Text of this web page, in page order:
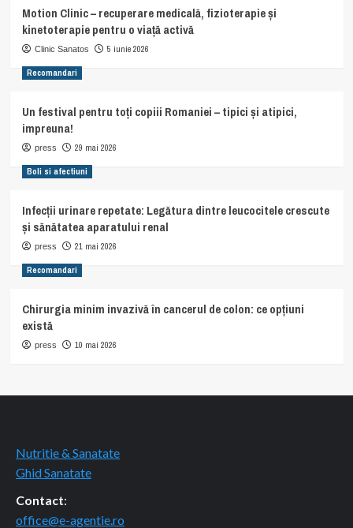
Motion Clinic – recuperare medicală, fizioterapie și
kinetoterapie pentru o viață activă
Clinic Sanatos 5 iunie 2026
Recomandari
Un festival pentru toți copiii Romaniei – tipici și atipici,
impreuna!
press 29 mai 2026
Boli si afectiuni
Infecții urinare repetate: Legătura dintre leucocitele crescute
și sănătatea aparatului renal
press 21 mai 2026
Recomandari
Chirurgia minim invazivă în cancerul de colon: ce opțiuni
există
press 10 mai 2026
Nutritie & Sanatate
Ghid Sanatate
Contact:
office@e-agentie.ro